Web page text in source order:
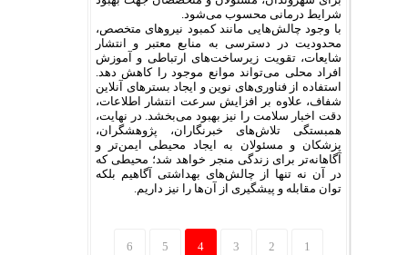
شرایط درمانی محسوب می‌شود.
با وجود چالش‌هایی مانند کمبود نیروهای متخصص،
محدودیت در دسترسی به منابع معتبر و انتشار
شایعات، تقویت زیرساخت‌های ارتباطی و آموزش
افراد محلی می‌تواند موانع موجود را کاهش دهد.
استفاده از فناوری‌های نوین و ایجاد بسترهای آنلاین
شفاف، علاوه بر افزایش سرعت انتشار اطلاعات،
دقت اخبار سلامت را نیز بهبود می‌بخشد. در نهایت،
همبستگی تلاش‌های خبرنگاران، پژوهشگران،
پزشکان و مسئولان به ایجاد محیطی ایمن‌تر و
آگاهانه‌تر برای زندگی منجر خواهد شد؛ محیطی که
در آن نه تنها از چالش‌های بهداشتی آگاهیم بلکه
توان مقابله و پیشگیری از آن‌ها را نیز داریم.
1
2
3
4
5
6